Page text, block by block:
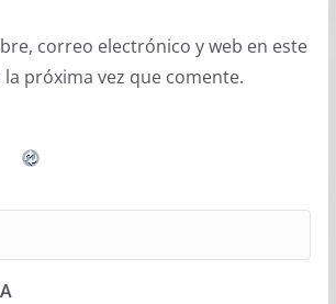
correo electrónico y web en este
próxima vez que comente.